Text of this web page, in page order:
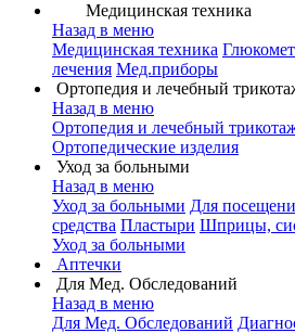
Медицинская техника
Назад в меню
Медицинская техника
лечения Мед.приборы
Ортопедия и лечебный
Назад в меню
Ортопедия и лечебный
Ортопедические изделия
Уход за больными
Назад в меню
Уход за больными Для
средства Пластыри Шприцы,
Уход за больными
Аптечки
Для Мед. Обследований
Назад в меню
Для Мед. Обследований